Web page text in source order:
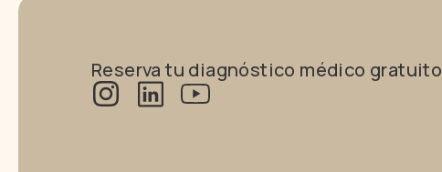
Reserva tu diagnóstico médico gratuito